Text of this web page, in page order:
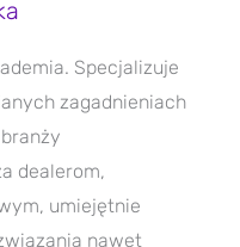
Specjalizuje
zagadnieniach
dealerom,
umiejętnie
nawet